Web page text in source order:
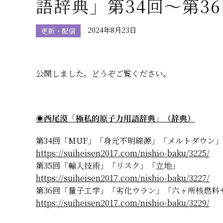
語辞典」第34回〜第36
更新・配信 2024年8月23日
公開しました。どうぞご覧ください。
◉西尾漠「極私的原子力用語辞典」（辞典）
第34回「MUF」「身元不明線源」「メルトダウン」
https://suiheisen2017.com/nishio-baku/3225/
第35回「輸入技術」「リスク」「立地」
https://suiheisen2017.com/nishio-baku/3227/
第36回「量子工学」「劣化ウラン」「六ヶ所核燃料
https://suiheisen2017.com/nishio-baku/3229/